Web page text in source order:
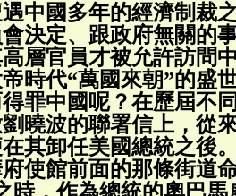
中國多年的經濟制裁
決定、跟政府無關的
層官員才被允許訪問
時代“萬國來朝”的盛
罪中國呢？在歷屆不
曉波的聯署信上，從
其卸任美國總統之後
使館前面的那條街道